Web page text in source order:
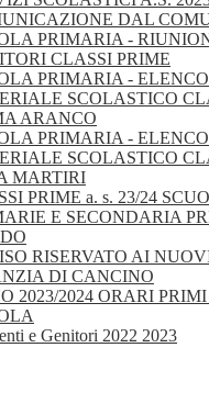
DAL
PRIMARIA -
CLASSI PRIME
PRIMARIA - ELENCO
SCOLASTICO
ARANCO
PRIMARIA - ELENCO
SCOLASTICO
MARTIRI
PRIME a. s. 23/24
E SECONDARIA
RISERVATO AI
DI CANCINO
2023/2024 ORARI
e Genitori 2022 2023